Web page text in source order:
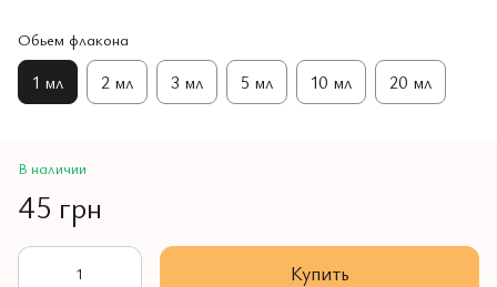
Обьем флакона
1 мл 2 мл 3 мл 5 мл 10 мл 20 мл
В наличии
45 грн
Купить